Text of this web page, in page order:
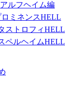
アルフヘイム編
ロミネンスHELL
ストロフィHELL
ペルヘイムHELL